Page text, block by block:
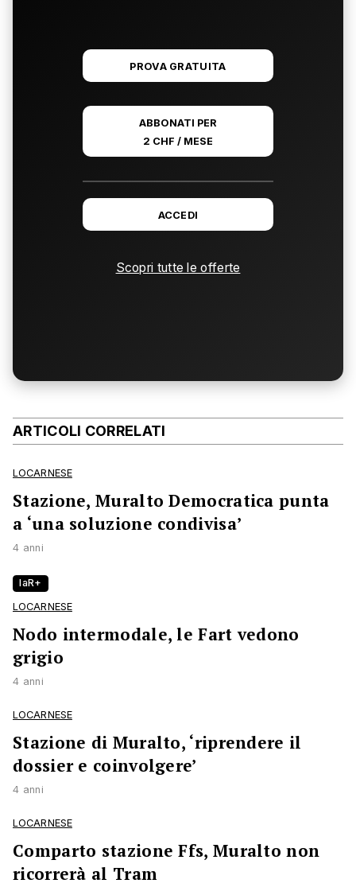
PROVA GRATUITA
ABBONATI PER
2 CHF / MESE
ACCEDI
Scopri tutte le offerte
ARTICOLI CORRELATI
LOCARNESE
Stazione, Muralto Democratica punta
a ‘una soluzione condivisa’
4 anni
laR+
LOCARNESE
Nodo intermodale, le Fart vedono
grigio
4 anni
LOCARNESE
Stazione di Muralto, ‘riprendere il
dossier e coinvolgere’
4 anni
LOCARNESE
Comparto stazione Ffs, Muralto non
ricorrerà al Tram